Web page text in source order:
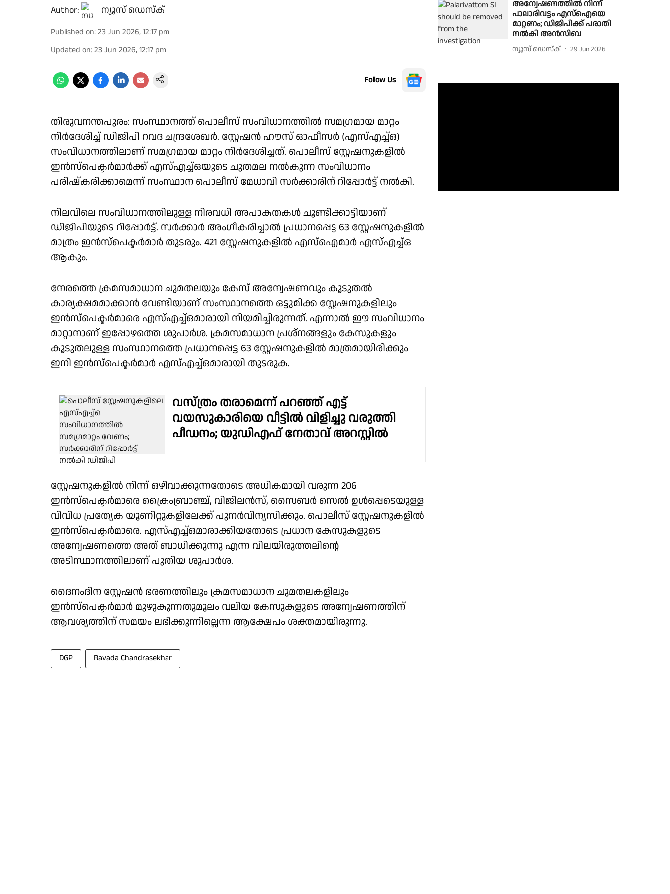
Author: ന്യൂസ് ഡെസ്ക്
Published on:23 Jun 2026, 12:17 pm
Updated on:23 Jun 2026, 12:17 pm
Follow Us
തിരുവനന്തപുരം: സംസ്ഥാനത്ത് പൊലീസ് സംവിധാനത്തിൽ സമഗ്രമായ മാറ്റം
നിർദേശിച്ച് ഡിജിപി റവദ ചന്ദ്രശേഖർ. സ്റ്റേഷൻ ഹൗസ് ഓഫീസർ (എസ്എച്ച്ഒ)
സംവിധാനത്തിലാണ് സമഗ്രമായ മാറ്റം നിർദേശിച്ചത്. പൊലീസ് സ്റ്റേഷനുകളിൽ
ഇൻസ്പെക്ടർമാർക്ക് എസ്എച്ച്ഒയുടെ ചുതമല നൽകുന്ന സംവിധാനം
പരിഷ്കരിക്കാമെന്ന് സംസ്ഥാന പൊലീസ് മേധാവി സർക്കാരിന് റിപ്പോർട്ട് നൽകി.
നിലവിലെ സംവിധാനത്തിലുള്ള നിരവധി അപാകതകൾ ചൂണ്ടിക്കാട്ടിയാണ്
ഡിജിപിയുടെ റിപ്പോർട്ട്. സർക്കാർ അംഗീകരിച്ചാൽ പ്രധാനപ്പെട്ട 63 സ്റ്റേഷനുകളില്‍
മാത്രം ഇന്‍സ്പെക്ടര്‍മാർ തുടരും. 421 സ്റ്റേഷനുകളില്‍ എസ്ഐമാര്‍ എസ്എച്ച്ഒ
ആകും.
നേരത്തെ ക്രമസമാധാന ചുമതലയും കേസ് അന്വേഷണവും കൂടുതൽ
കാര്യക്ഷമമാക്കാൻ വേണ്ടിയാണ് സംസ്ഥാനത്തെ ഒട്ടുമിക്ക സ്റ്റേഷനുകളിലും
ഇൻസ്പെക്ടർമാരെ എസ്എച്ച്ഒമാരായി നിയമിച്ചിരുന്നത്. എന്നാൽ ഈ സംവിധാനം
മാറ്റാനാണ് ഇപ്പോഴത്തെ ശുപാർശ. ക്രമസമാധാന പ്രശ്നങ്ങളും കേസുകളും
കൂടുതലുള്ള സംസ്ഥാനത്തെ പ്രധാനപ്പെട്ട 63 സ്റ്റേഷനുകളിൽ മാത്രമായിരിക്കും
ഇനി ഇൻസ്പെക്ടർമാർ എസ്എച്ച്ഒമാരായി തുടരുക.
വസ്ത്രം തരാമെന്ന് പറഞ്ഞ് എട്ട്
വയസുകാരിയെ വീട്ടിൽ വിളിച്ചു വരുത്തി
പീഡനം; യുഡിഎഫ് നേതാവ് അറസ്റ്റിൽ
സ്റ്റേഷനുകളിൽ നിന്ന് ഒഴിവാക്കുന്നതോടെ അധികമായി വരുന്ന 206
ഇൻസ്പെക്ടർമാരെ ക്രൈംബ്രാഞ്ച്, വിജിലൻസ്, സൈബർ സെൽ ഉൾപ്പെടെയുള്ള
വിവിധ പ്രത്യേക യൂണിറ്റുകളിലേക്ക് പുനർവിന്യസിക്കും. പൊലീസ് സ്റ്റേഷനുകളിൽ
ഇൻസ്പെക്ടർമാരെ. എസ്എച്ച്ഒമാരാക്കിയതോടെ പ്രധാന കേസുകളുടെ
അന്വേഷണത്തെ അത് ബാധിക്കുന്നു എന്ന വിലയിരുത്തലിന്റെ
അടിസ്ഥാനത്തിലാണ് പുതിയ ശുപാർശ.
ദൈനംദിന സ്റ്റേഷൻ ഭരണത്തിലും ക്രമസമാധാന ചുമതലകളിലും
ഇൻസ്പെക്ടർമാർ മുഴുകുന്നതുമൂലം വലിയ കേസുകളുടെ അന്വേഷണത്തിന്
ആവശ്യത്തിന് സമയം ലഭിക്കുന്നില്ലെന്ന ആക്ഷേപം ശക്തമായിരുന്നു.
DGP Ravada Chandrasekhar
അന്വേഷണത്തിൽ നിന്ന്
പാലാരിവട്ടം എസ്ഐയെ
മാറ്റണം; ഡിജിപിക്ക് പരാതി
നൽകി അൻസിബ
ന്യൂസ് ഡെസ്ക് 29 Jun 2026